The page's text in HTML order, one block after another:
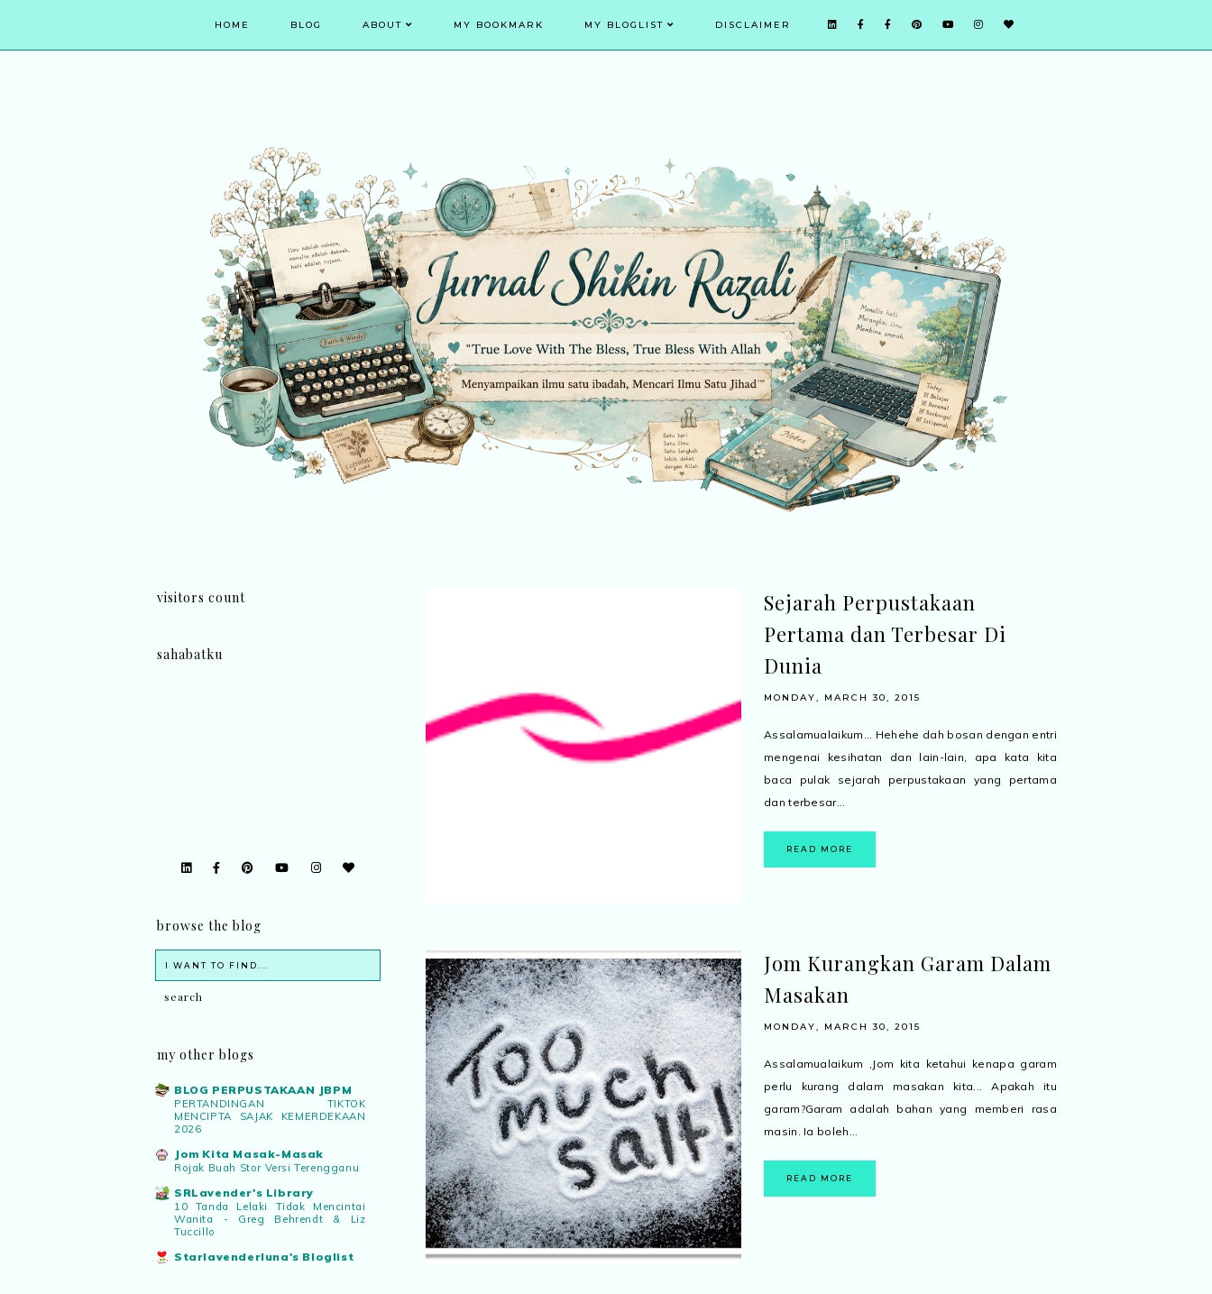
HOME BLOG ABOUT MY BOOKMARK MY BLOGLIST DISCLAIMER
Sejarah Perpustakaan
Pertama dan Terbesar Di
Dunia
MONDAY, MARCH 30, 2015
Assalamualaikum... Hehehe dah bosan dengan entri
mengenai kesihatan dan lain-lain, apa kata kita
baca pulak sejarah perpustakaan yang pertama
dan terbesar...
READ MORE
Jom Kurangkan Garam Dalam
Masakan
MONDAY, MARCH 30, 2015
Assalamualaikum ,Jom kita ketahui kenapa garam
perlu kurang dalam masakan kita... Apakah itu
garam?Garam adalah bahan yang memberi rasa
masin. Ia boleh...
READ MORE
visitors count
sahabatku
browse the blog
my other blogs
BLOG PERPUSTAKAAN JBPM
PERTANDINGAN TIKTOK
MENCIPTA SAJAK KEMERDEKAAN
2026
Jom Kita Masak-Masak
Rojak Buah Stor Versi Terengganu
SRLavender's Library
10 Tanda Lelaki Tidak Mencintai
Wanita - Greg Behrendt & Liz
Tuccillo
Starlavenderluna's Bloglist